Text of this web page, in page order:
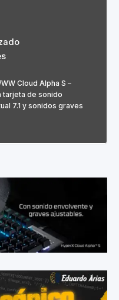
Cloud Alpha S –
tarjeta de sonido
7.1 y sonidos graves